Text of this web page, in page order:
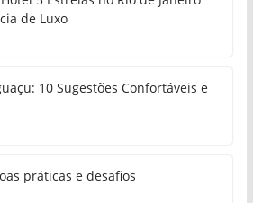
Experiência de Luxo
Sugestões Confortáveis e Bem
Localizadas